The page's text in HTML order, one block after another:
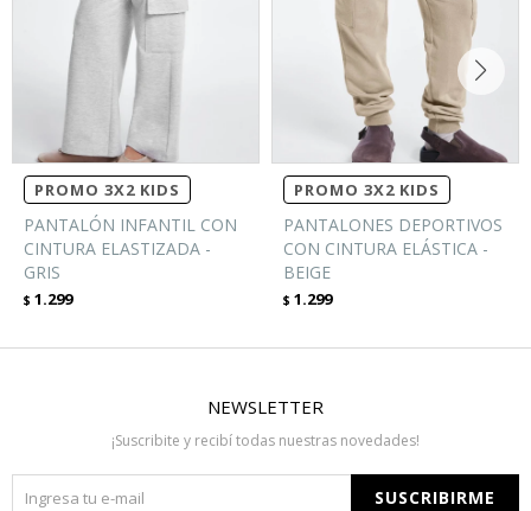
PROMO 3X2 KIDS
PANTALÓN INFANTIL CON
CINTURA ELASTIZADA -
GRIS
$ 1.299
PROMO 3X2 KIDS
PANTALONES DEPORTIVOS
CON CINTURA ELÁSTICA -
BEIGE
$ 1.299
NEWSLETTER
¡Suscribite y recibí todas nuestras novedades!
SUSCRIBIRME